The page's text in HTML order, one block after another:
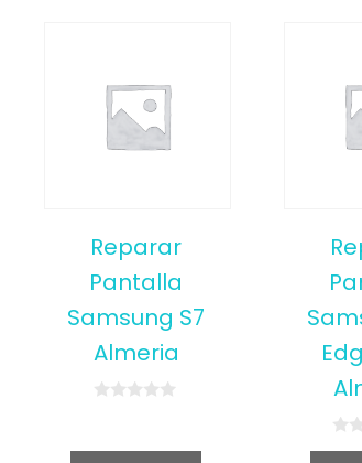
Reparar
Pantalla
Samsung S7
Almeria
0